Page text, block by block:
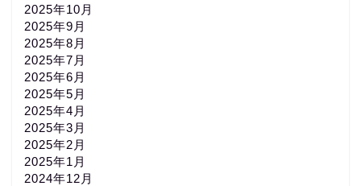
2025年10月
2025年9月
2025年8月
2025年7月
2025年6月
2025年5月
2025年4月
2025年3月
2025年2月
2025年1月
2024年12月